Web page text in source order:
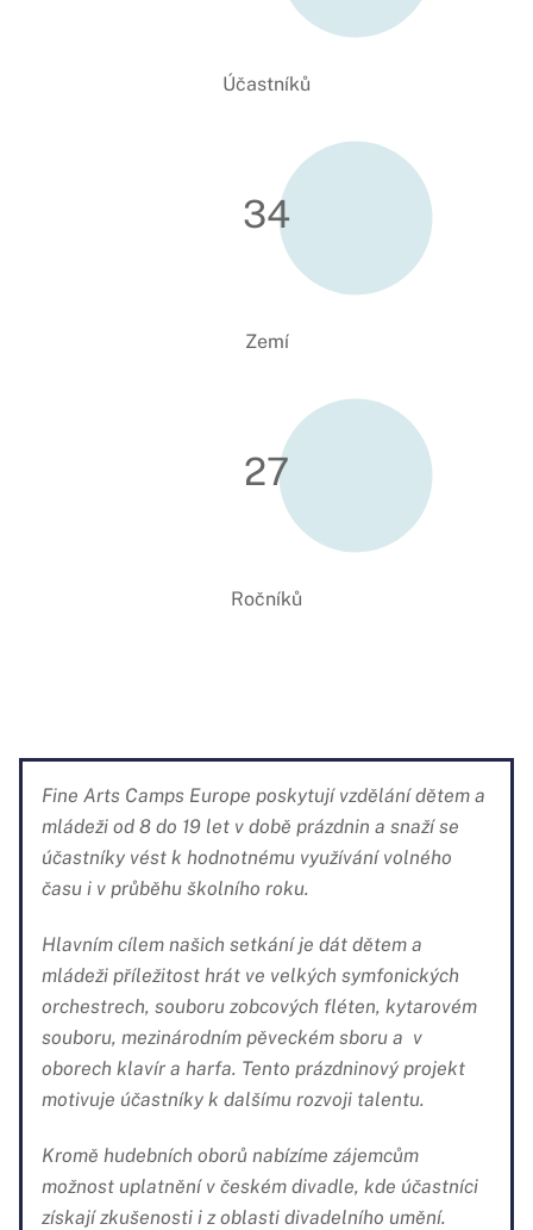
Účastníků
34
Zemí
27
Ročníků
Fine Arts Camps Europe poskytují vzdělání dětem a
mládeži od 8 do 19 let v době prázdnin a snaží se
účastníky vést k hodnotnému využívání volného
času i v průběhu školního roku.
Hlavním cílem našich setkání je dát dětem a
mládeži příležitost hrát ve velkých symfonických
orchestrech, souboru zobcových fléten, kytarovém
souboru, mezinárodním pěveckém sboru a v
oborech klavír a harfa. Tento prázdninový projekt
motivuje účastníky k dalšímu rozvoji talentu.
Kromě hudebních oborů nabízíme zájemcům
možnost uplatnění v českém divadle, kde účastníci
získají zkušenosti i z oblasti divadelního umění.